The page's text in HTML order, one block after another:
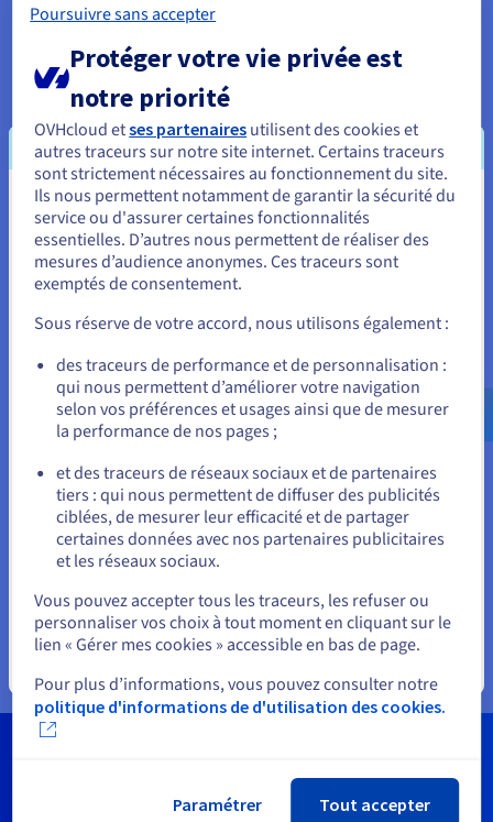
AI Training & Inference
Cloud Native Approach
All Types of Computing
Modernization
Platform Engineering
Data Analytics
Mass Storage
Virtualization
Un échange, un atelier, un PoC ?
Vous semblez être localisé en États-
Unis.
Pour commander, rendez-vous sur le site de votre pays (États-
Allez sur le site États-Unis
us.ovhcloud.com/
Anglais USD - $
ou
Rester sur le site actuel
Sélectionner un autre site web
Poursuivre sans accepter
Protéger votre vie privée est
notre priorité
OVHcloud etses partenaires utilisent des cookies et
autres traceurs sur notre site internet. Certains traceurs
sont strictement nécessaires au fonctionnement du site.
Ils nous permettent notamment de garantir la sécurité du
service ou d'assurer certaines fonctionnalités
essentielles. D’autres nous permettent de réaliser des
mesures d’audience anonymes. Ces traceurs sont
exemptés de consentement.
Sous réserve de votre accord, nous utilisons également :
des traceurs de performance et de personnalisation :
qui nous permettent d’améliorer votre navigation
selon vos préférences et usages ainsi que de mesurer
la performance de nos pages ;
et des traceurs de réseaux sociaux et de partenaires
tiers : qui nous permettent de diffuser des publicités
ciblées, de mesurer leur efficacité et de partager
certaines données avec nos partenaires publicitaires
et les réseaux sociaux.
Vous pouvez accepter tous les traceurs, les refuser ou
personnaliser vos choix à tout moment en cliquant sur le
lien « Gérer mes cookies » accessible en bas de page.
Pour plus d’informations, vous pouvez consulter notre
politique d'informations de d'utilisation des cookies.
Paramétrer Tout accepter